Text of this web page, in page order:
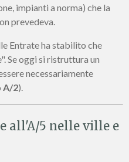
impianti a norma) che la
prevedeva.
Entrate ha stabilito che
Se oggi si ristruttura un
necessariamente
A/2).
all'A/5 nelle ville e